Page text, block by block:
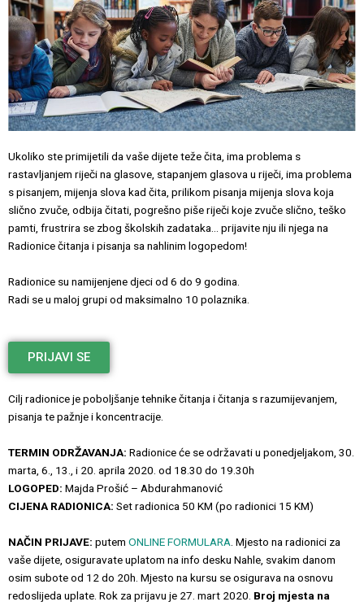
Ukoliko ste primijetili da vaše dijete teže čita, ima problema s
rastavljanjem riječi na glasove, stapanjem glasova u riječi, ima problema
s pisanjem, mijenja slova kad čita, prilikom pisanja mijenja slova koja
slično zvuče, odbija čitati, pogrešno piše riječi koje zvuče slično, teško
pamti, frustrira se zbog školskih zadataka… prijavite nju ili njega na
Radionice čitanja i pisanja sa nahlinim logopedom!
Radionice su namijenjene djeci od 6 do 9 godina.
Radi se u maloj grupi od maksimalno 10 polaznika.
PRIJAVI SE
Cilj radionice je poboljšanje tehnike čitanja i čitanja s razumijevanjem,
pisanja te pažnje i koncentracije.
TERMIN ODRŽAVANJA: Radionice će se održavati u ponedjeljakom, 30.
marta, 6., 13., i 20. aprila 2020. od 18.30 do 19.30h
LOGOPED: Majda Prošić – Abdurahmanović
CIJENA RADIONICA: Set radionica 50 KM (po radionici 15 KM)
NAČIN PRIJAVE: putem ONLINE FORMULARA . Mjesto na radionici za
vaše dijete, osiguravate uplatom na info desku Nahle, svakim danom
osim subote od 12 do 20h. Mjesto na kursu se osigurava na osnovu
redoslijeda uplate. Rok za prijavu je 27. mart 2020. Broj mjesta na